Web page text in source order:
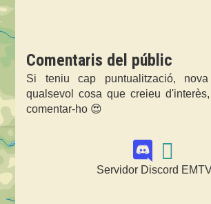
Comentaris del públic
Si teniu cap puntualització,
qualsevol cosa que creieu
comentar-ho 😍
Servidor Discord